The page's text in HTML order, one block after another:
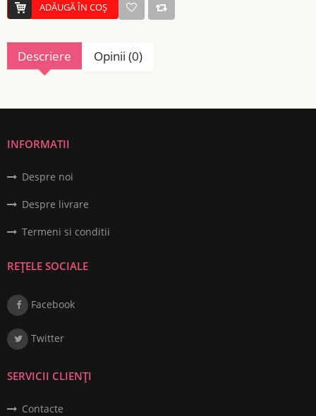
ADĂUGĂ ÎN COŞ
Descriere Opinii (0)
INFORMATII
Despre noi
Despre livrare
Termeni si conditii
REȚELE SOCIALE
Facebook
Twitter
SERVICII CLIENȚI
Contacte